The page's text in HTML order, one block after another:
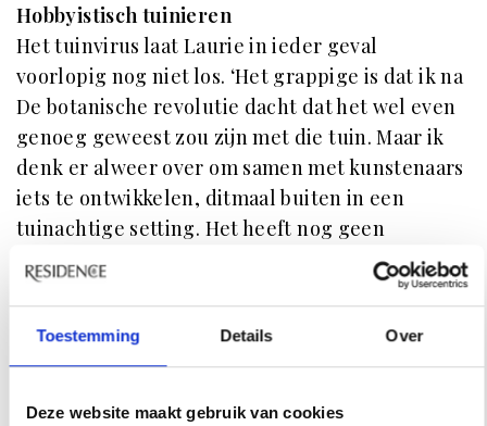
Toestemming Details Over
Deze website maakt gebruik van cookies
Hobbyistisch tuinieren
Het tuinvirus laat Laurie in ieder geval
voorlopig nog niet los. ‘Het grappige is dat ik na
De botanische revolutie dacht dat het wel even
genoeg geweest zou zijn met die tuin. Maar ik
denk er alweer over om samen met kunstenaars
iets te ontwikkelen, ditmaal buiten in een
tuinachtige setting. Het heeft nog geen
concrete vorm gekregen, maar het is wel iets
waar ik in mijn hoofd al mee bezig ben.’ Het zou
ook voor de meer hobbyistische benadering van
traditie begin ik steeds beter te doorgronden,